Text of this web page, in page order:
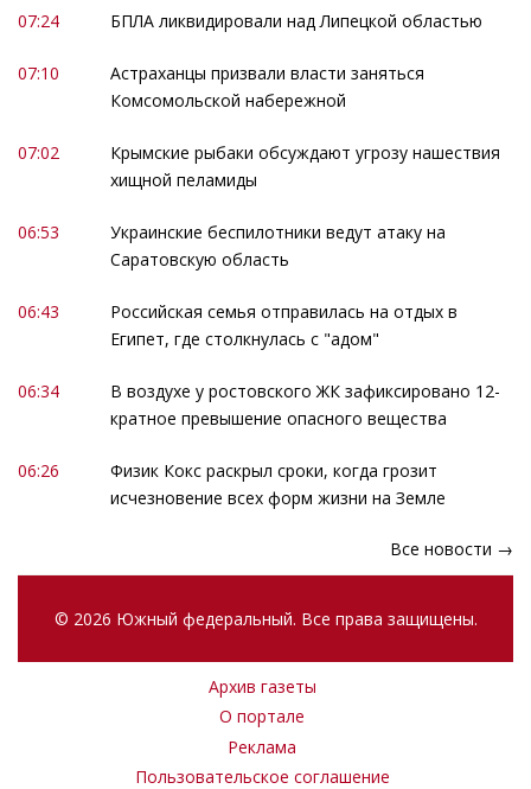
07:24 БПЛА ликвидировали над Липецкой областью
07:10
Астраханцы призвали власти заняться
Комсомольской набережной
07:02
Крымские рыбаки обсуждают угрозу нашествия
хищной пеламиды
06:53
Украинские беспилотники ведут атаку на
Саратовскую область
06:43
Российская семья отправилась на отдых в
Египет, где столкнулась с "адом"
06:34
В воздухе у ростовского ЖК зафиксировано 12-
кратное превышение опасного вещества
06:26
Физик Кокс раскрыл сроки, когда грозит
исчезновение всех форм жизни на Земле
Все новости →
© 2026 Южный федеральный. Все права защищены.
Архив газеты
О портале
Реклама
Пользовательское соглашение